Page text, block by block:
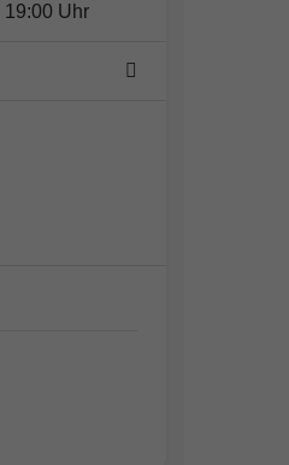
19:00 Uhr